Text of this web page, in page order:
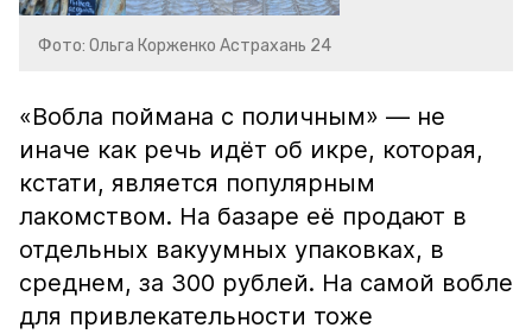
Фото: Ольга Корженко Астрахань 24
«Вобла поймана с поличным» — не
иначе как речь идёт об икре, которая,
кстати, является популярным
лакомством. На базаре её продают в
отдельных вакуумных упаковках, в
среднем, за 300 рублей. На самой вобле
для привлекательности тоже